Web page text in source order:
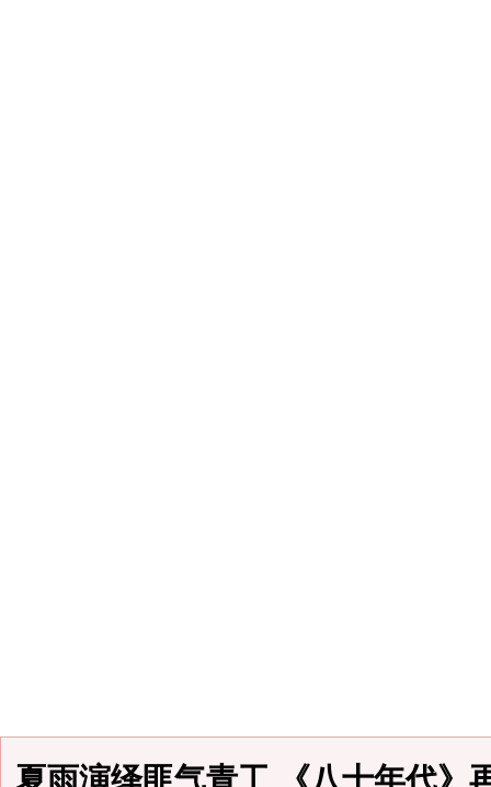
夏雨演绎匪气青工 《八十年代》